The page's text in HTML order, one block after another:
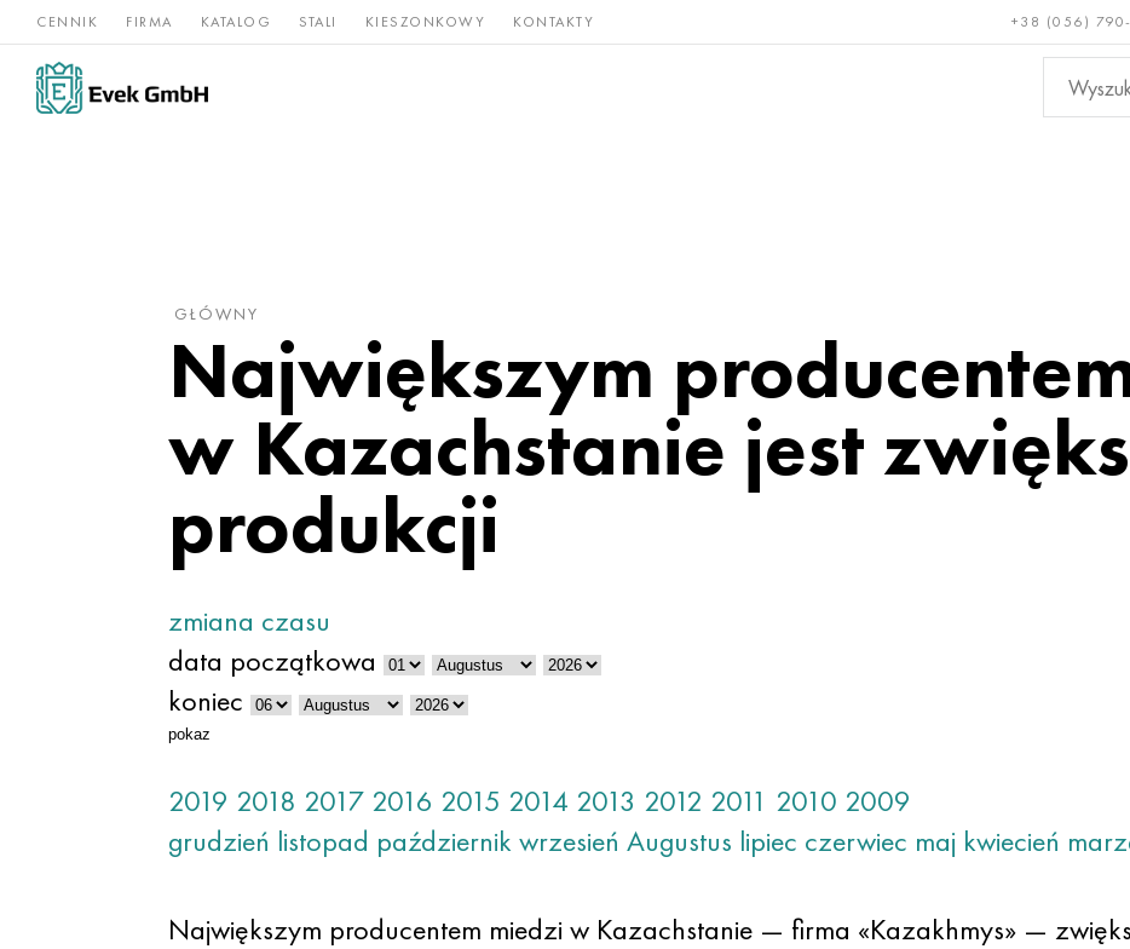
CENNIK FIRMA KATALOG STALI KIESZONKOWY KONTAKTY +38 (056)
Stopy
niklu
Stal Rzadkie i Brąz, miedź, Metale
nieżelazne
GŁÓWNY
Największym
w Kazachstanie jest
produkcji
zmiana czasu
data początkowa
koniec
pokaz
2019 2018 2017 2016 2015 2014 2013 2012 2011 2010 2009
grudzień listopad październikwrzesień Augustus lipiec czerwiec maj kwiecień
Największym producentem miedzi w Kazachstanie — firma «Kazakhmys» —